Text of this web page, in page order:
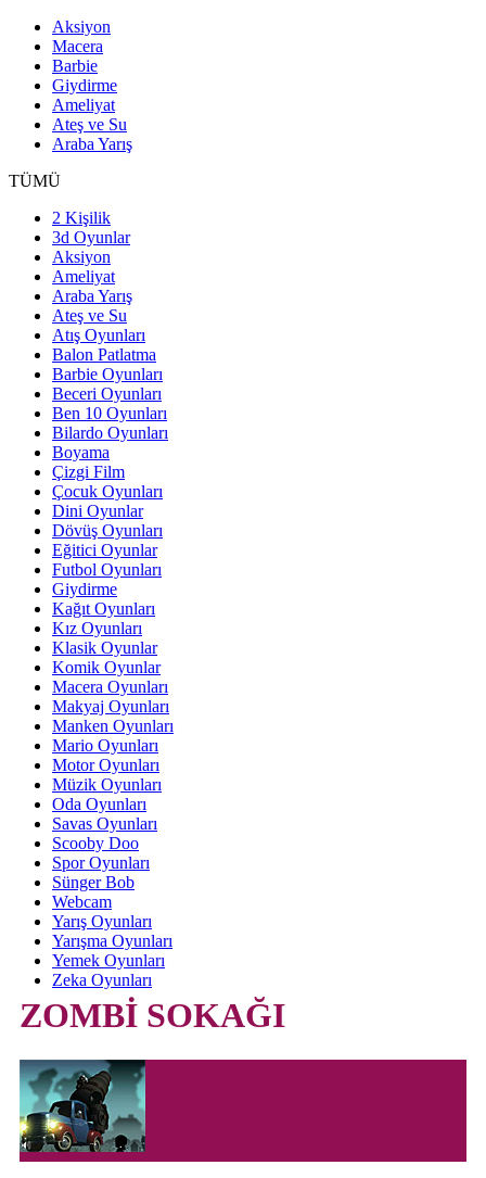
Aksiyon
Macera
Barbie
Giydirme
Ameliyat
Ateş ve Su
Araba Yarış
TÜMÜ
2 Kişilik
3d Oyunlar
Aksiyon
Ameliyat
Araba Yarış
Ateş ve Su
Atış Oyunları
Balon Patlatma
Barbie Oyunları
Beceri Oyunları
Ben 10 Oyunları
Bilardo Oyunları
Boyama
Çizgi Film
Çocuk Oyunları
Dini Oyunlar
Dövüş Oyunları
Eğitici Oyunlar
Futbol Oyunları
Giydirme
Kağıt Oyunları
Kız Oyunları
Klasik Oyunlar
Komik Oyunlar
Macera Oyunları
Makyaj Oyunları
Manken Oyunları
Mario Oyunları
Motor Oyunları
Müzik Oyunları
Oda Oyunları
Savas Oyunları
Scooby Doo
Spor Oyunları
Sünger Bob
Webcam
Yarış Oyunları
Yarışma Oyunları
Yemek Oyunları
Zeka Oyunları
ZOMBİ SOKAĞI